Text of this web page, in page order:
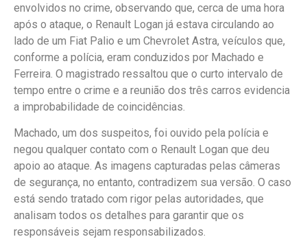
envolvidos no crime, observando que, cerca de uma hora
após o ataque, o Renault Logan já estava circulando ao
lado de um Fiat Palio e um Chevrolet Astra, veículos que,
conforme a polícia, eram conduzidos por Machado e
Ferreira. O magistrado ressaltou que o curto intervalo de
tempo entre o crime e a reunião dos três carros evidencia
a improbabilidade de coincidências.
Machado, um dos suspeitos, foi ouvido pela polícia e
negou qualquer contato com o Renault Logan que deu
apoio ao ataque. As imagens capturadas pelas câmeras
de segurança, no entanto, contradizem sua versão. O caso
está sendo tratado com rigor pelas autoridades, que
analisam todos os detalhes para garantir que os
responsáveis sejam responsabilizados.